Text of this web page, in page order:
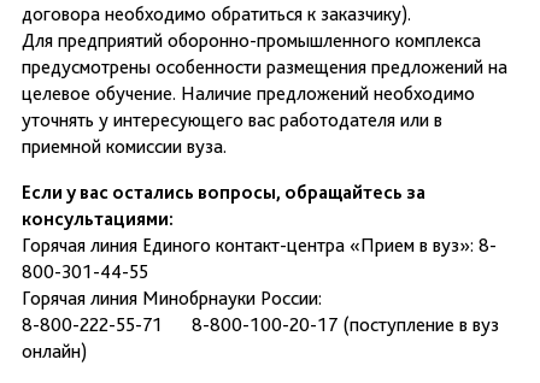
договора необходимо обратиться к заказчику).
Для предприятий оборонно-промышленного комплекса
предусмотрены особенности размещения предложений на
целевое обучение. Наличие предложений необходимо
уточнять у интересующего вас работодателя или в
приемной комиссии вуза.
Если у вас остались вопросы, обращайтесь за
консультациями:
Горячая линия Единого контакт-центра «Прием в вуз»: 8-
800-301-44-55
Горячая линия Минобрнауки России:
8-800-222-55-71 8-800-100-20-17 (поступление в вуз
онлайн)